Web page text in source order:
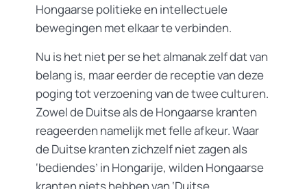
Hongaarse politieke en intellectuele
bewegingen met elkaar te verbinden.
Nu is het niet per se het almanak zelf dat van
belang is, maar eerder de receptie van deze
poging tot verzoening van de twee culturen.
Zowel de Duitse als de Hongaarse kranten
reageerden namelijk met felle afkeur. Waar
de Duitse kranten zichzelf niet zagen als
‘bediendes’ in Hongarije, wilden Hongaarse
kranten niets hebben van ‘Duitse